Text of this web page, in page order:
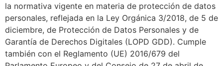
la normativa vigente en materia de protección de datos
personales, reflejada en la Ley Orgánica 3/2018, de 5 de
diciembre, de Protección de Datos Personales y de
Garantía de Derechos Digitales (LOPD GDD). Cumple
también con el Reglamento (UE) 2016/679 del